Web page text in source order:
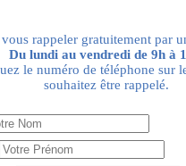
vous rappeler gratuitement par
Du lundi au vendredi de 9h à
le numéro de téléphone sur
souhaitez être rappelé.